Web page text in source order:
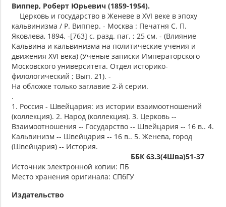
Виппер, Роберт Юрьевич (1859-1954).
Церковь и государство в Женеве в XVI веке в эпоху
кальвинизма / Р. Виппер. - Москва : Печатня С. П.
Яковлева, 1894. -[763] с. разд. паг. ; 25 см. - (Влияние
Кальвина и кальвинизма на политические учения и
движения XVI века) (Ученые записки Императорского
Московского университета. Отдел историко-
филологический ; Вып. 21). -
На обложке только заглавие 2-й серии.
.
1. Россия - Швейцария: из истории взаимоотношений
(коллекция). 2. Народ (коллекция). 3. Церковь --
Взаимоотношения -- Государство -- Швейцария -- 16 в.. 4.
Кальвинизм -- Швейцария -- 16 в.. 5. Женева, город
(Швейцария) -- История.
ББК 63.3(4Шва)51-37
Источник электронной копии: ПБ
Место хранения оригинала: СПбГУ
Издательство